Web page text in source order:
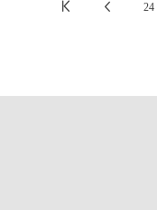
  24